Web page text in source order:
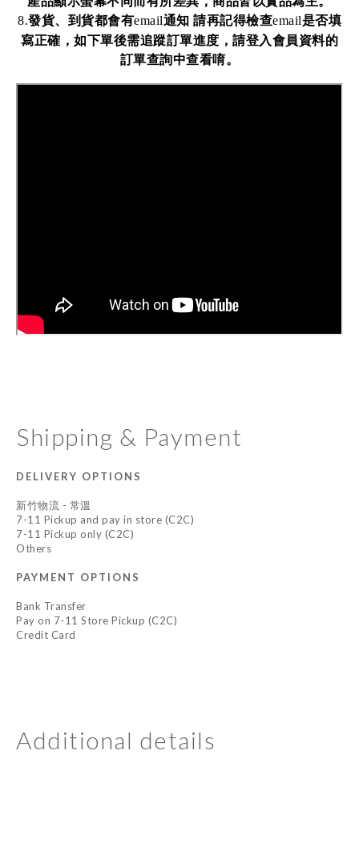
8.發貨、到貨都會有email通知 請再記得檢查email是否填
寫正確，如下單後需追蹤訂單進度，請登入會員資料的
訂單查詢中查看唷。
Shipping & Payment
DELIVERY OPTIONS
新竹物流 - 常溫
7-11 Pickup and pay in store (C2C)
7-11 Pickup only (C2C)
Others
PAYMENT OPTIONS
Bank Transfer
Pay on 7-11 Store Pickup (C2C)
Credit Card
Additional details